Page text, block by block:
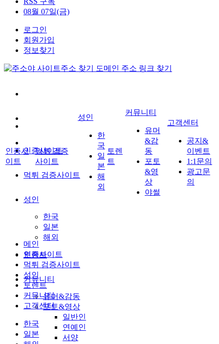
08월 07일(금)
로그인
회원가입
정보찾기
인증사이트
먹튀 검증사이트
성인
한국
일본
해외
토렌트
커뮤니티
유머&감동
포토&영상
일반인
연예인
서양
인증사
이트
먹튀 검증
사이트
성인
한
국
일
본
해
외
토렌
트
커뮤니티
유머
&감
동
포토
&영
상
야썰
고객센터
공지&
이벤트
1:1문의
광고문
의
메인
인증사이트
먹튀 검증사이트
성인
토렌트
커뮤니티
고객센터
한국
일본